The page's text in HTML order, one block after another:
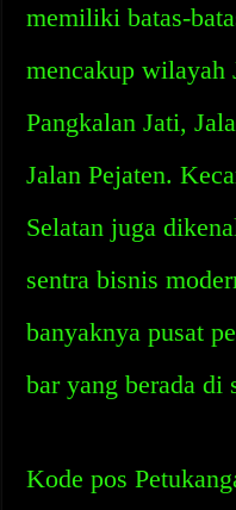
memiliki batas-
mencakup wilayah
Pangkalan Jati,
Jalan Pejaten.
Selatan juga
sentra bisnis
banyaknya pusat
bar yang berada di
Kode pos